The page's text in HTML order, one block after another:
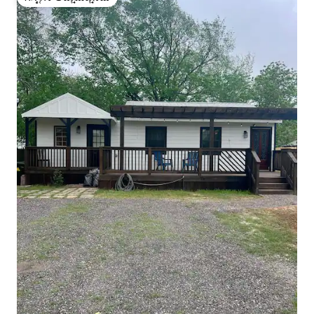
ಗೆಸ್ಟ್‌ಗಳ ಅಚ್ಚುಮೆಚ್ಚಿನದು